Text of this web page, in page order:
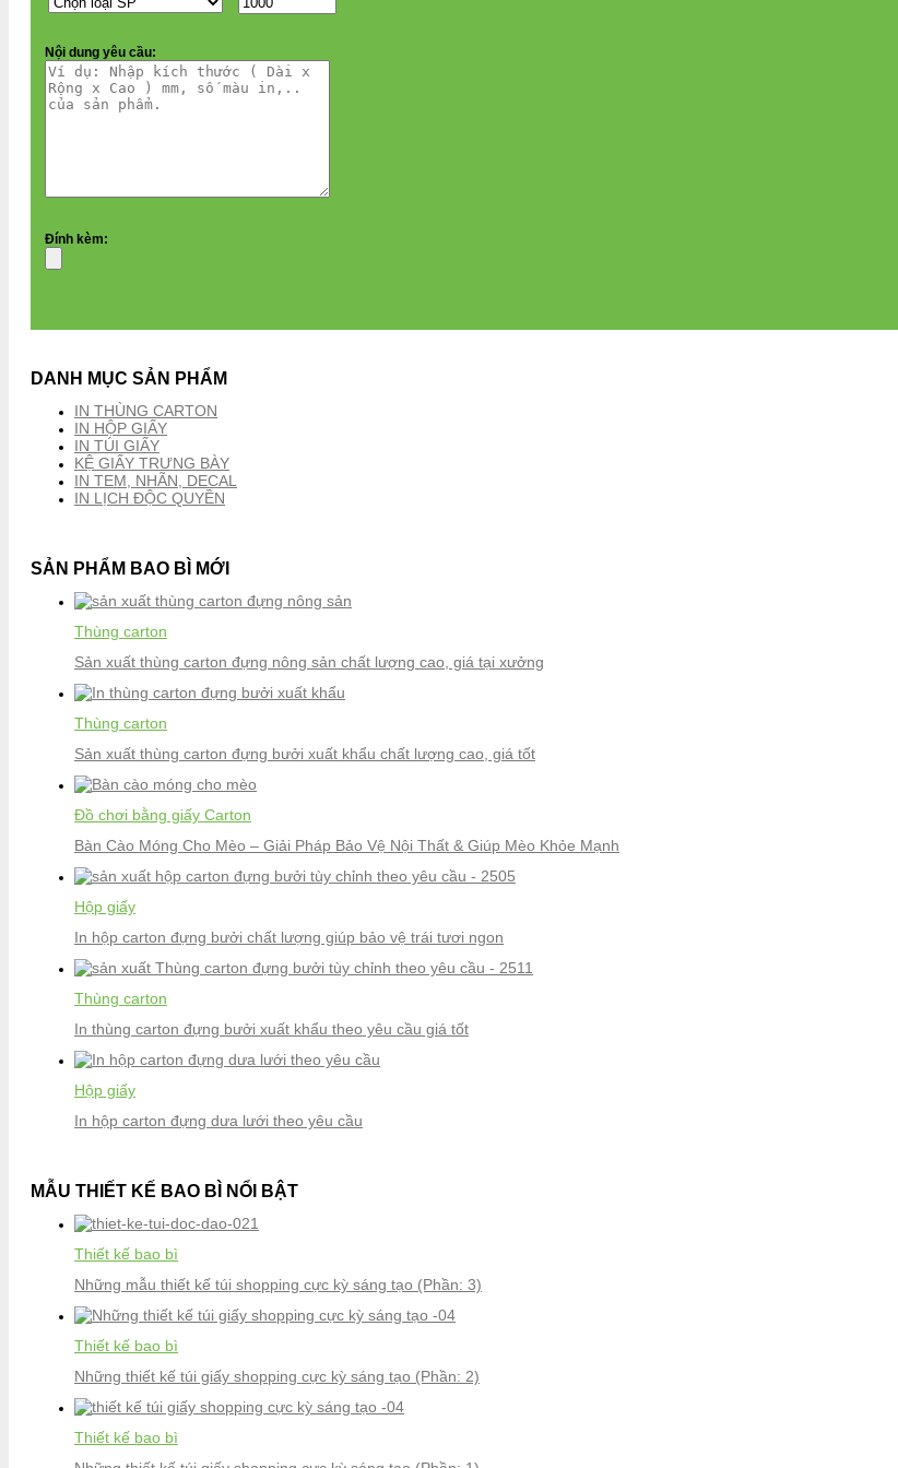
Nội dung yêu cầu:
Đính kèm:
DANH MỤC SẢN PHẨM
IN THÙNG CARTON
IN HỘP GIẤY
IN TÚI GIẤY
KỆ GIẤY TRƯNG BÀY
IN TEM, NHÃN, DECAL
IN LỊCH ĐỘC QUYỀN
SẢN PHẨM BAO BÌ MỚI
Thùng carton
Sản xuất thùng carton đựng nông sản chất lượng cao, giá tại xưởng
Thùng carton
Sản xuất thùng carton đựng bưởi xuất khẩu chất lượng cao, giá tốt
Đồ chơi bằng giấy Carton
Bàn Cào Móng Cho Mèo – Giải Pháp Bảo Vệ Nội Thất & Giúp Mèo Khỏe Mạnh
Hộp giấy
In hộp carton đựng bưởi chất lượng giúp bảo vệ trái tươi ngon
Thùng carton
In thùng carton đựng bưởi xuất khẩu theo yêu cầu giá tốt
Hộp giấy
In hộp carton đựng dưa lưới theo yêu cầu
MẪU THIẾT KẾ BAO BÌ NỔI BẬT
Thiết kế bao bì
Những mẫu thiết kế túi shopping cực kỳ sáng tạo (Phần: 3)
Thiết kế bao bì
Những thiết kế túi giấy shopping cực kỳ sáng tạo (Phần: 2)
Thiết kế bao bì